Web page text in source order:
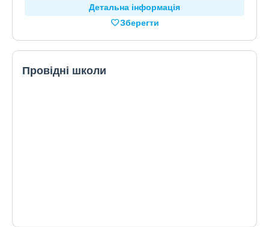
Детальна інформація
Зберегти
Провідні школи